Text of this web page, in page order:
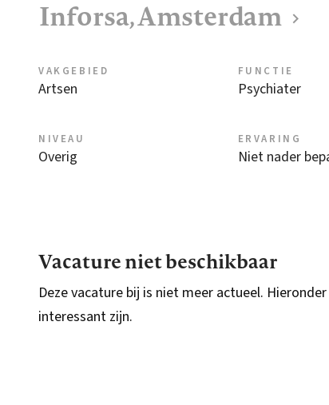
Inforsa, Amsterdam
VAKGEBIED
Artsen
FUNCTIE
Psychiater
NIVEAU
Overig
ERVARING
Niet nader
Vacature niet beschikbaar
Deze vacature bij is niet meer actueel.
interessant zijn.